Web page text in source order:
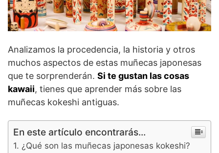
Analizamos la procedencia, la historia y otros
muchos aspectos de estas muñecas japonesas
que te sorprenderán. Si te gustan las cosas
kawaii, tienes que aprender más sobre las
muñecas kokeshi antiguas.
En este artículo encontrarás...
¿Qué son las muñecas japonesas kokeshi?